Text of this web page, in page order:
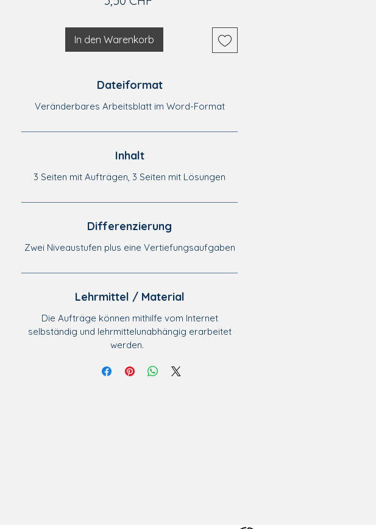
In den Warenkorb
Dateiformat
Veränderbares Arbeitsblatt im Word-Format
Inhalt
3 Seiten mit Aufträgen, 3 Seiten mit Lösungen
Differenzierung
Zwei Niveaustufen plus eine Vertiefungsaufgaben
Lehrmittel / Material
Die Aufträge können mithilfe vom Internet
selbständig und lehrmittelunabhängig erarbeitet
werden.